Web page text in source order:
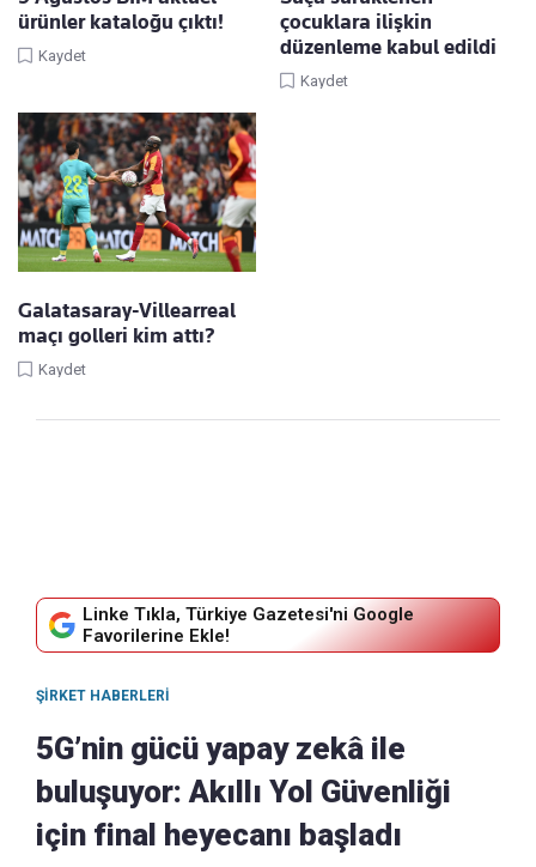
ürünler kataloğu çıktı!
Kaydet
çocuklara ilişkin
düzenleme kabul edildi
Kaydet
Galatasaray-Villearreal
maçı golleri kim attı?
Kaydet
Linke Tıkla, Türkiye Gazetesi'ni Google
Favorilerine Ekle!
ŞIRKET HABERLERI
5G’nin gücü yapay zekâ ile
buluşuyor: Akıllı Yol Güvenliği
için final heyecanı başladı